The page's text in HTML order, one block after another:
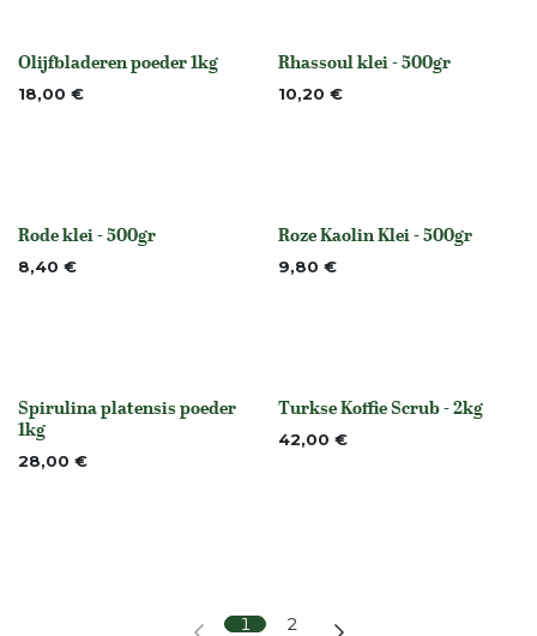
None
Olijfbladeren poeder 1kg
18,00 € None
Rhassoul klei - 500gr
10,20 €
None
Rode klei - 500gr
8,40 € None
Roze Kaolin Klei - 500gr
9,80 €
None
Spirulina platensis poeder
1kg
28,00 €
None
Turkse Koffie Scrub - 2kg
42,00 €
1 2